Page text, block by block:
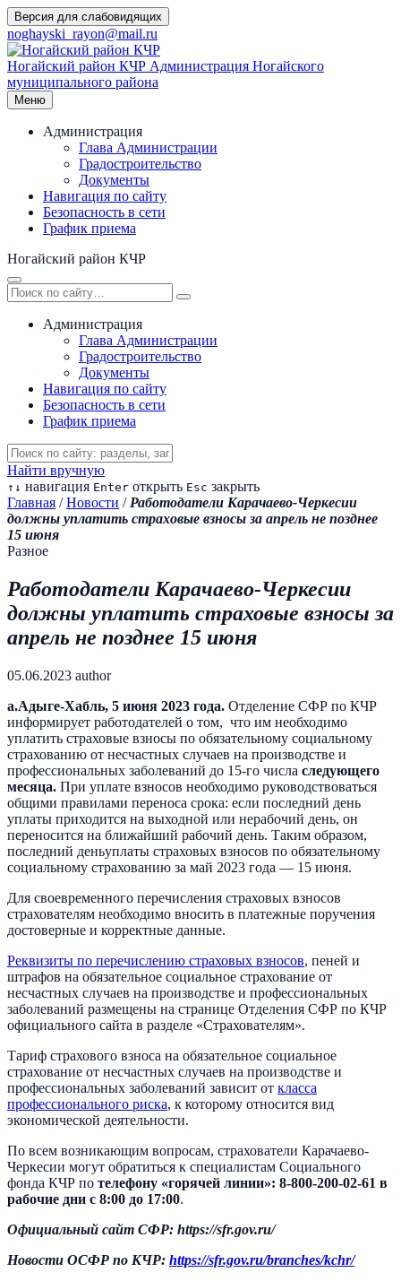
Перейти
к
содержимому
Версия для слабовидящих
noghayski_rayon@mail.ru
Ногайский район КЧР Администрация Ногайского
муниципального района
Меню
Администрация
Глава Администрации
Градостроительство
Документы
Навигация по сайту
Безопасность в сети
График приема
Ногайский район КЧР
Администрация
Глава Администрации
Градостроительство
Документы
Навигация по сайту
Безопасность в сети
График приема
Найти вручную
↑ ↓ навигация Enter открыть Esc закрыть
Главная / Новости / Работодатели Карачаево-Черкесии
должны уплатить страховые взносы за апрель не позднее
15 июня
Разное
Работодатели Карачаево-Черкесии
должны уплатить страховые взносы за
апрель не позднее 15 июня
05.06.2023 author
а.Адыге-Хабль, 5 июня 2023 года. Отделение СФР по КЧР
информирует работодателей о том, что им необходимо
уплатить страховые взносы по обязательному социальному
страхованию от несчастных случаев на производстве и
профессиональных заболеваний до 15-го числа следующего
месяца. При уплате взносов необходимо руководствоваться
общими правилами переноса срока: если последний день
уплаты приходится на выходной или нерабочий день, он
переносится на ближайший рабочий день. Таким образом,
последний деньуплаты страховых взносов по обязательному
социальному страхованию за май 2023 года — 15 июня.
Для своевременного перечисления страховых взносов
страхователям необходимо вносить в платежные поручения
достоверные и корректные данные.
Реквизиты по перечислению страховых взносов, пеней и
штрафов на обязательное социальное страхование от
несчастных случаев на производстве и профессиональных
заболеваний размещены на странице Отделения СФР по КЧР
официального сайта в разделе «Страхователям».
Тариф страхового взноса на обязательное социальное
страхование от несчастных случаев на производстве и
профессиональных заболеваний зависит от класса
профессионального риска, к которому относится вид
экономической деятельности.
По всем возникающим вопросам, страхователи Карачаево-
Черкесии могут обратиться к специалистам Социального
фонда КЧР по телефону «горячей линии»: 8-800-200-02-61 в
рабочие дни с 8:00 до 17:00.
Официальный сайт СФР: https://sfr.gov.ru/
Новости ОСФР по КЧР: https://sfr.gov.ru/branches/kchr/